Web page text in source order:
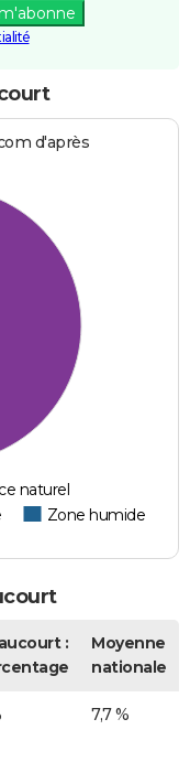
d'après
naturel
Zone humide
:
Moyenne
nationale
7,7 %